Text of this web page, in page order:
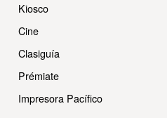
Kiosco
Cine
Clasiguía
Prémiate
Impresora Pacífico